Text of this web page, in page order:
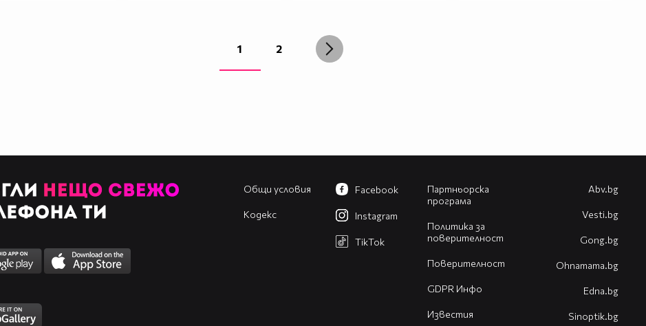
1 2
Общи условия
Кодекс
Партньорска
програма
Политика за
поверителност
Поверителност
GDPR Инфо
Известия
Facebook
Instagram
TikTok
Abv.bg
Vesti.bg
Gong.bg
Оhnamama.bg
Edna.bg
Sinoptik.bg